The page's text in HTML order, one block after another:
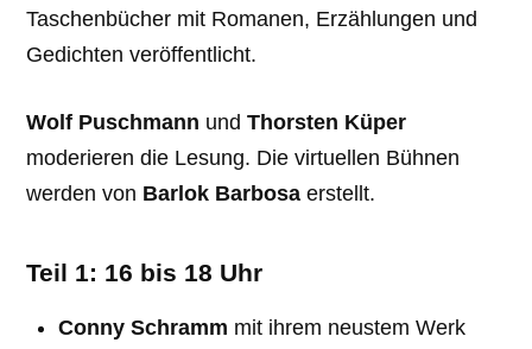
Taschenbücher mit Romanen, Erzählungen und
Gedichten veröffentlicht.
Wolf Puschmann undThorsten Küper
moderieren die Lesung. Die virtuellen Bühnen
werden von Barlok Barbosa erstellt.
Teil 1: 16 bis 18 Uhr
Conny Schramm mit ihrem neustem Werk